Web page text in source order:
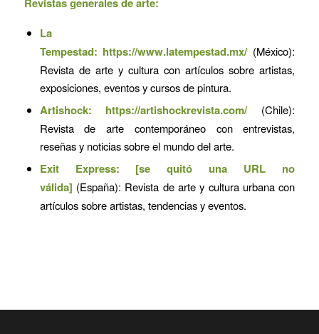
La
Tempestad: https://www.latempestad.mx/(México):
Revista de arte y cultura con artículos sobre artistas,
exposiciones, eventos y cursos de pintura.
Artishock: https://artishockrevista.com/(Chile):
Revista de arte contemporáneo con entrevistas,
reseñas y noticias sobre el mundo del arte.
Exit Express: [se quitó una URL no
válida] (España): Revista de arte y cultura urbana con
artículos sobre artistas, tendencias y eventos.